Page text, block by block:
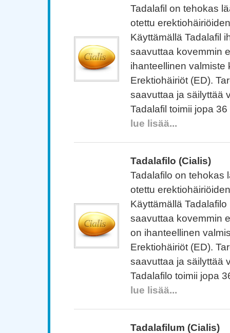
Tadalafil on tehokas
otettu
Käyttämällä Tadalafil
saavuttaa kovemmin
ihanteellinen valmiste
Erektiohäiriöt (ED).
saavuttaa ja säilyttää
Tadalafil toimii jopa 36
lue lisää...
Tadalafilo (Cialis)
Tadalafilo on tehokas
otettu
Käyttämällä
saavuttaa kovemmin
on ihanteellinen
Erektiohäiriöt (ED).
saavuttaa ja säilyttää
Tadalafilo toimii jopa
lue lisää...
Tadalafilum (Cialis)